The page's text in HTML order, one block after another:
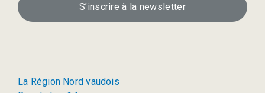
S’inscrire à la newsletter
La Région Nord vaudois